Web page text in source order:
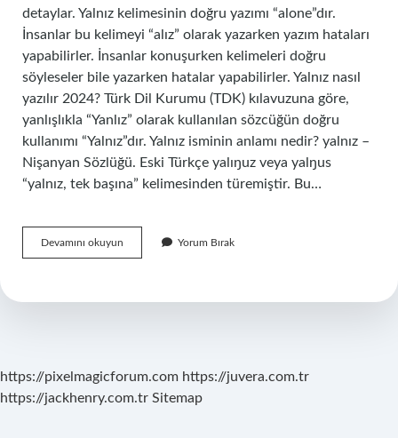
detaylar. Yalnız kelimesinin doğru yazımı “alone”dır.
İnsanlar bu kelimeyi “alız” olarak yazarken yazım hataları
yapabilirler. İnsanlar konuşurken kelimeleri doğru
söyleseler bile yazarken hatalar yapabilirler. Yalnız nasıl
yazılır 2024? Türk Dil Kurumu (TDK) kılavuzuna göre,
yanlışlıkla “Yanlız” olarak kullanılan sözcüğün doğru
kullanımı “Yalnız”dır. Yalnız isminin anlamı nedir? yalnız –
Nişanyan Sözlüğü. Eski Türkçe yalıŋuz veya yalŋus
“yalnız, tek başına” kelimesinden türemiştir. Bu…
Devamını okuyun
Ne
Yorum Bırak
https://pixelmagicforum.com https://juvera.com.tr
https://jackhenry.com.tr Sitemap